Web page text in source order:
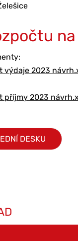
výdaje 2023
příjmy 2023
DESKU